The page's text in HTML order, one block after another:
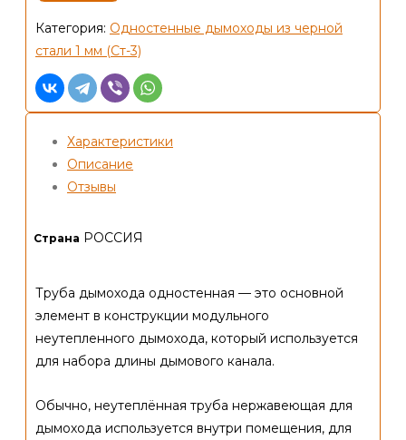
—
150
—
1
ст3
Категория: Одностенные дымоходы из черной
стали 1 мм (Ст-3)
Характеристики
Описание
Отзывы
Страна РОССИЯ
Труба дымохода одностенная — это основной
элемент в конструкции модульного
неутепленного дымохода, который используется
для набора длины дымового канала.
Обычно, неутеплённая труба нержавеющая для
дымохода используется внутри помещения, для